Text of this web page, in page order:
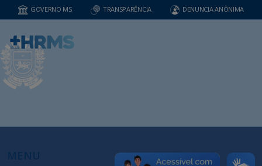
GOVERNO MS TRANSPARÊNCIA DENUNCIA ANÔNIMA